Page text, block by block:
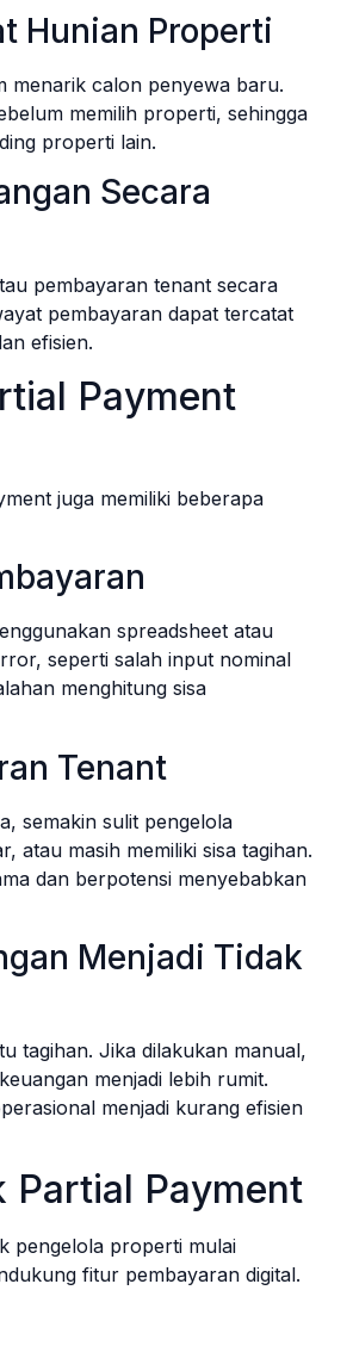
Hunian Properti
menarik calon penyewa baru.
memilih properti, sehingga
properti lain.
Secara
pembayaran tenant secara
pembayaran dapat tercatat
efisien.
Payment
juga memiliki beberapa
spreadsheet atau
seperti salah input nominal
menghitung sisa
Tenant
semakin sulit pengelola
atau masih memiliki sisa tagihan.
dan berpotensi menyebabkan
Menjadi Tidak
tagihan. Jika dilakukan manual,
menjadi lebih rumit.
menjadi kurang efisien
Partial Payment
pengelola properti mulai
fitur pembayaran digital.